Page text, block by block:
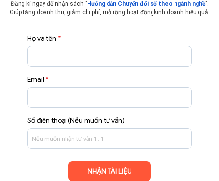
Đăng kí ngay để nhận sách " Hướng dẫn Chuyển đổi số theo ngành nghề".
Giúp tăng doanh thu, giảm chi phí, mở rộng hoạt động kinh doanh hiệu quả.
Họ và tên *
Email *
Số điện thoại (Nếu muốn tư vấn)